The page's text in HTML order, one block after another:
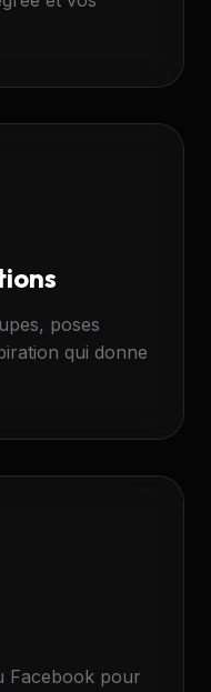
poses
qui donne
Facebook pour